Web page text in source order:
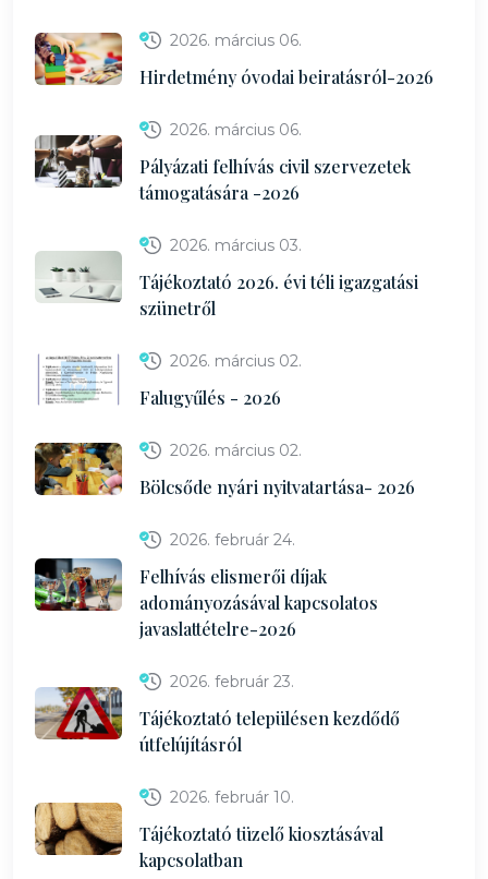
2026. március 06.
Hirdetmény óvodai beiratásról-2026
2026. március 06.
Pályázati felhívás civil szervezetek
támogatására -2026
2026. március 03.
Tájékoztató 2026. évi téli igazgatási
szünetről
2026. március 02.
Falugyűlés - 2026
2026. március 02.
Bölcsőde nyári nyitvatartása- 2026
2026. február 24.
Felhívás elismerői díjak
adományozásával kapcsolatos
javaslattételre-2026
2026. február 23.
Tájékoztató településen kezdődő
útfelújításról
2026. február 10.
Tájékoztató tüzelő kiosztásával
kapcsolatban